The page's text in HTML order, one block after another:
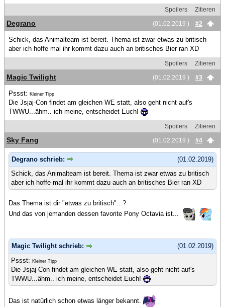
Spoilers
Zitieren
(01.02.2019 )
#2
Degrano
Schick, das Animalteam ist bereit. Thema ist zwar etwas zu britisch
aber ich hoffe mal ihr kommt dazu auch an britisches Bier ran XD
Spoilers
Zitieren
(01.02.2019 )
#3
Magic Twilight
Pssst: Kleiner Tipp
Die Jsjaj-Con findet am gleichen WE statt, also geht nicht auf's
TWWU...ähm.. ich meine, entscheidet Euch!
Spoilers
Zitieren
(01.02.2019 )
#4
Sky Fang
(01.02.2019)
Degrano schrieb:
Schick, das Animalteam ist bereit. Thema ist zwar etwas zu britisch
aber ich hoffe mal ihr kommt dazu auch an britisches Bier ran XD
Das Thema ist dir "etwas zu britisch"...?
Und das von jemanden dessen favorite Pony Octavia ist...
(01.02.2019)
Magic Twilight schrieb:
Pssst: Kleiner Tipp
Die Jsjaj-Con findet am gleichen WE statt, also geht nicht auf's
TWWU...ähm.. ich meine, entscheidet Euch!
Das ist natürlich schon etwas länger bekannt.